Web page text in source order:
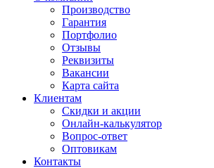
Производство
Гарантия
Портфолио
Отзывы
Реквизиты
Вакансии
Карта сайта
Клиентам
Скидки и акции
Онлайн-калькулятор
Вопрос-ответ
Оптовикам
Контакты